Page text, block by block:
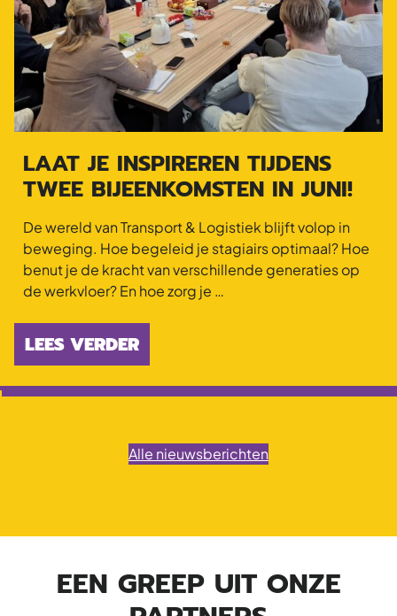
LAAT JE INSPIREREN TIJDENS
TWEE BIJEENKOMSTEN IN JUNI!
De wereld van Transport & Logistiek blijft volop in
beweging. Hoe begeleid je stagiairs optimaal? Hoe
benut je de kracht van verschillende generaties op
de werkvloer? En hoe zorg je …
LEES VERDER
Alle nieuwsberichten
EEN GREEP UIT ONZE